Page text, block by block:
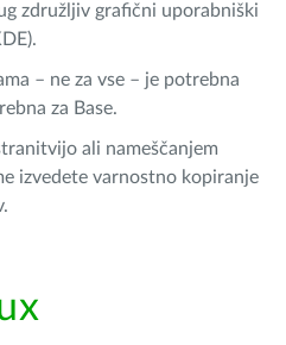
združljiv grafični uporabniški
– ne za vse – je potrebna
za Base.
ali nameščanjem
izvedete varnostno kopiranje